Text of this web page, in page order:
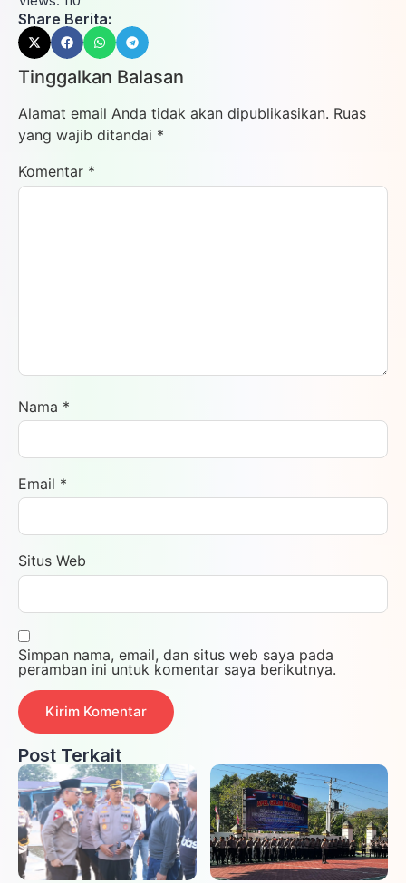
Share Berita:
Tinggalkan Balasan
Alamat email Anda tidak akan dipublikasikan. Ruas
yang wajib ditandai *
Komentar *
Nama *
Email *
Situs Web
Simpan nama, email, dan situs web saya pada
peramban ini untuk komentar saya berikutnya.
Post Terkait